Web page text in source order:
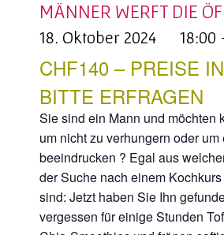
MÄNNER WERFT DIE
18. Oktober 2024 18:00
CHF140
Sie sind ein Mann und möchten
um nicht zu verhungern oder um
beeindrucken ? Egal aus
der Suche nach einem
sind: Jetzt haben Sie Ihn
vergessen für einige Stunden